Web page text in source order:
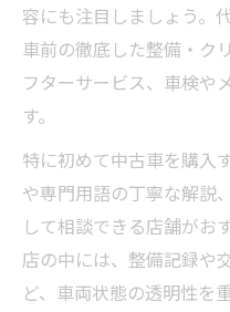
容にも注目しましょう。
車前の徹底した整備・ク
フターサービス、車検や
す。
特に初めて中古車を購入
や専門用語の丁寧な解説
して相談できる店舗がお
店の中には、整備記録や
ど、車両状態の透明性を